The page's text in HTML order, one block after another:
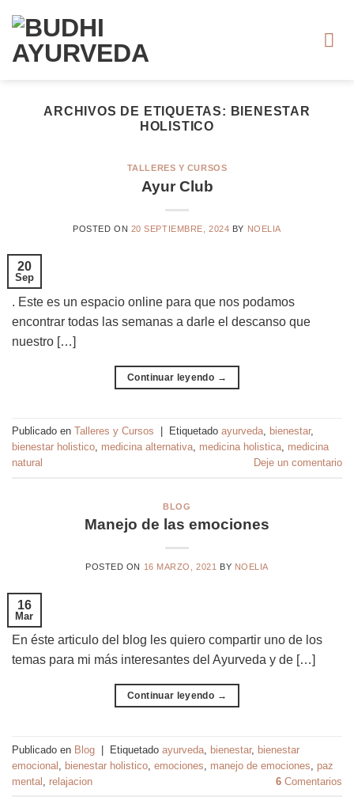
contenido
ARCHIVOS DE ETIQUETAS: BIENESTAR
HOLISTICO
TALLERES Y CURSOS
Ayur Club
POSTED ON 20 SEPTIEMBRE, 2024 BY NOELIA
20
Sep
. Este es un espacio online para que nos podamos
encontrar todas las semanas a darle el descanso que
nuestro […]
Continuar leyendo →
Publicado en Talleres y Cursos Etiquetado ayurveda bienestar,
bienestar holistico medicina alternativa medicina holistica medicina
natural
Deje un comentario
BLOG
Manejo de las emociones
POSTED ON 16 MARZO, 2021 BY NOELIA
16
Mar
En éste articulo del blog les quiero compartir uno de los
temas para mi más interesantes del Ayurveda y de […]
Continuar leyendo →
Publicado en Blog | Etiquetado ayurveda bienestar, bienestar
emocional
bienestar holistico emociones manejo de emociones
paz
mental
relajacion 6 Comentarios